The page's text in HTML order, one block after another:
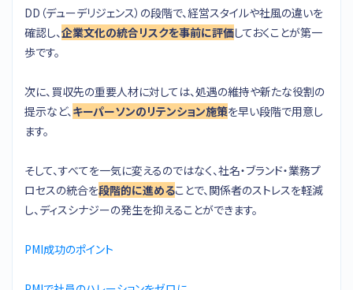
DD（デューデリジェンス）の段階で、経営スタイルや社風の違いを
確認し、企業文化の統合リスクを事前に評価しておくことが第一
歩です。
次に、買収先の重要人材に対しては、処遇の維持や新たな役割の
提示など、 キーパーソンのリテンション施策を早い段階で用意し
ます。
そして、すべてを一気に変えるのではなく、社名・ブランド・業務プ
ロセスの統合を段階的に進めることで、関係者のストレスを軽減
し、ディスシナジーの発生を抑えることができます。
PMI成功のポイント